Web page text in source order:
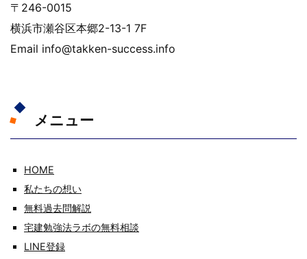
〒246-0015
横浜市瀬谷区本郷2-13-1 7F
Email info@takken-success.info
メニュー
HOME
私たちの想い
無料過去問解説
宅建勉強法ラボの無料相談
LINE登録